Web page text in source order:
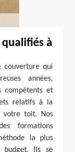
à
couverture qui
années,
compétents et
relatifs à la
votre toit. Nos
formations
la plus
Ils se